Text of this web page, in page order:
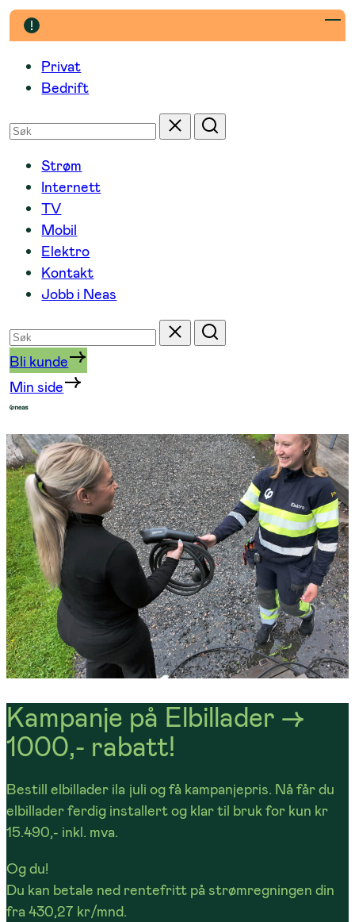
Hopp
til
innholdPrivat
Bedrift
Søk
etter
Tilbakestill
Søk
Strøm
Internett
TV
Mobil
Elektro
Kontakt
Jobb i Neas
Søk
etter
Tilbakestill
Søk
Bli kunde
Min side
Kampanje på Elbillader ->
1000,- rabatt!
Bestill elbillader ila juli og få kampanjepris. Nå får du
elbillader ferdig installert og klar til bruk for kun kr
15.490,- inkl. mva.
Og du!
Du kan betale ned rentefritt på strømregningen din
fra 430,27 kr/mnd.